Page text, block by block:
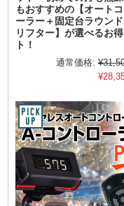
もおすすめの【オート
ーラー＋固定台ラウン
リフター】が選べるお
ト！
通常価格: